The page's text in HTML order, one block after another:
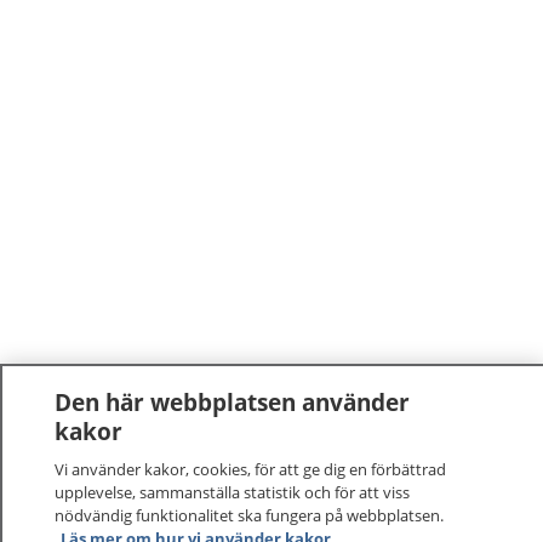
Den här webbplatsen använder
kakor
Vi använder kakor, cookies, för att ge dig en förbättrad
upplevelse, sammanställa statistik och för att viss
nödvändig funktionalitet ska fungera på webbplatsen.